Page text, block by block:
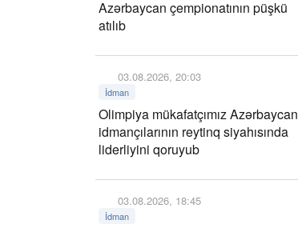
Azərbaycan çempionatının püşkü
atılıb
03.08.2026, 20:03
İdman
Olimpiya mükafatçımız Azərbaycan
idmançılarının reytinq siyahısında
liderliyini qoruyub
03.08.2026, 18:45
İdman